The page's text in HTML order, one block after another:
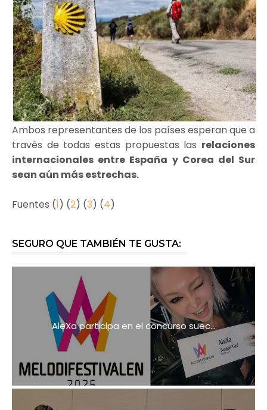
Ambos representantes de los países esperan que a
través de todas estas propuestas las relaciones
internacionales entre España y Corea del Sur
sean aún más estrechas.
Fuentes (1) (2) (3) (4)
SEGURO QUE TAMBIÉN TE GUSTA:
AleXa participa en el concurso suec...